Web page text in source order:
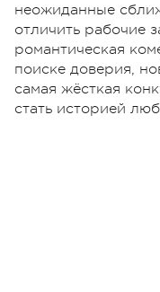
неожиданные
отличить рабочие
романтическая
поиске доверия,
самая жёсткая
стать историей